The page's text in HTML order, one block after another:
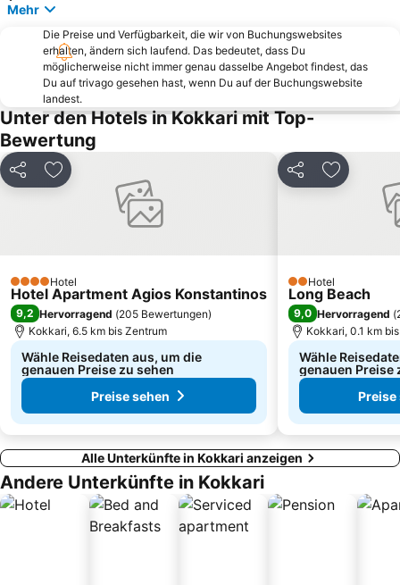
Cukuralti Public Beach
Freiheit und Frieden
Efes Müzesi
Long Beach Aqualand
Glicorisa
Doganbey Omur Beldesi Beach
Soke Harikalar Diyari
Agios Konstantinos
14 Evler Public Beach
Setur Kusadasi Marina
Klaros
Camlik Tren Garı
Vourliotes
Altstadt Ano Vathi
Potami
Pefkos
Mehr
Die Preise und Verfügbarkeit, die wir von Buchungswebsites
erhalten, ändern sich laufend. Das bedeutet, dass Du
möglicherweise nicht immer genau dasselbe Angebot findest, das
Du auf trivago gesehen hast, wenn Du auf der Buchungswebsite
landest.
Unter den Hotels in Kokkari mit Top-
Bewertung
Teilen Zu Favoriten hinzufügen
4 SterneHotel
Hotel Apartment Agios Konstantinos
9,2 Hervorragend (205 Bewertungen)
Kokkari, 6.5 km bis Zentrum
Wähle Reisedaten aus, um die
genauen Preise zu sehen
Preise sehen
Teilen Zu
2 Sterne
Hotel
Long Beach
9,0 Hervorragend (
Kokkari, 0.1 km
Wähle
genauen Preise
Preise
Alle Unterkünfte in Kokkari anzeigen
Andere Unterkünfte in Kokkari